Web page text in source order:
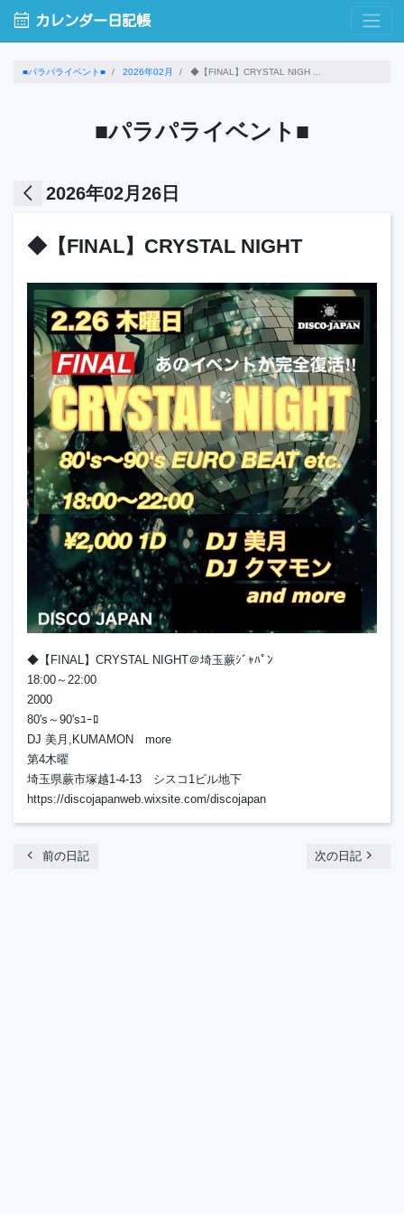
calendar_month カレンダー日記帳
■パラパライベント■ 2026年02月 ◆【FINAL】CRYSTAL NIGH ...
■パラパライベント■
arrow_back_ios 2026年02月26日
◆【FINAL】CRYSTAL NIGHT
◆【FINAL】CRYSTAL NIGHT＠埼玉蕨ｼﾞｬﾊﾟﾝ
18:00～22:00
2000
80's～90'sﾕｰﾛ
DJ 美月,KUMAMON more
第4木曜
埼玉県蕨市塚越1-4-13 シスコ1ビル地下
https://discojapanweb.wixsite.com/discojapan
chevron_left 前の日記 次の日記 navigate_next